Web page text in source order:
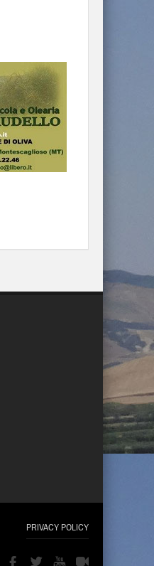
PRIVACY POLICY